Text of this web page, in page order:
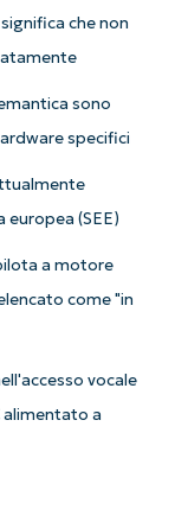
che non
sono
specifici
europea (SEE)
a motore
come "in
vocale
alimentato a